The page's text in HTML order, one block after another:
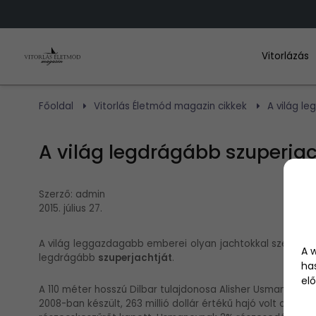
Vitorlázás
Főoldal Vitorlás Életmód magazin cikkek A világ
A világ legdrágább
Szerző: admin
2015. július 27.
A világ leggazdagabb emberei olyan jachtokkal szelik a
legdrágább szuperjachtját.
A 110 méter hosszú Dilbar tulajdonosa Alisher Usmanov,
2008-ban készült, 263 millió dollár értékű hajó volt az
A